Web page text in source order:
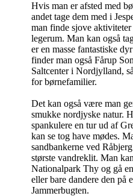
Hvis man er afsted med
andet tage dem med i
man finde sjove
legerum. Man kan også
er en masse fantastiske
finder man også Fårup
Saltcenter i Nordjylland,
for børnefamilier.
Det kan også være man
smukke nordjyske natur.
spankulere en tur ud af
kan se tog have mødes.
sandbankerne ved
største vandreklit. Man
Nationalpark Thy og gå
eller bare dandere den på
Jammerbugten.